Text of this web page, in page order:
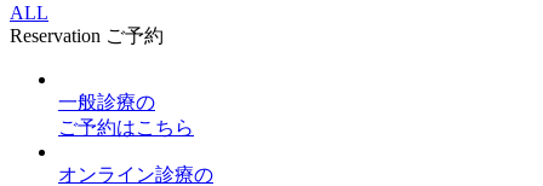
ALL
Reservation ご予約
一般診療の
ご予約はこちら
オンライン診療の